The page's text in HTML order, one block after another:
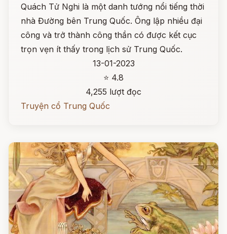
Quách Tử Nghi là một danh tướng nổi tiếng thời
nhà Đường bên Trung Quốc. Ông lập nhiều đại
công và trở thành công thần có được kết cục
trọn vẹn ít thấy trong lịch sử Trung Quốc.
13-01-2023
⭐ 4.8
4,255 lượt đọc
Truyện cổ Trung Quốc